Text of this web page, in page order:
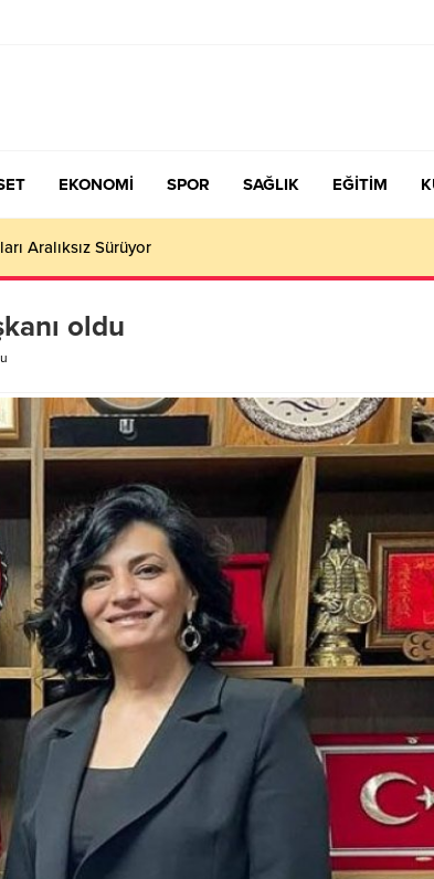
EKONOMİ SPOR SAĞLIK EĞİTİM
Tercih ve Yerleştirme Kılavuzu yayımlandı – Nefes
oldu